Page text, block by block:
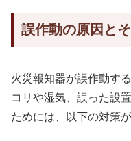
誤作動の原因と
火災報知器が誤作動す
コリや湿気、誤った設
ためには、以下の対策が